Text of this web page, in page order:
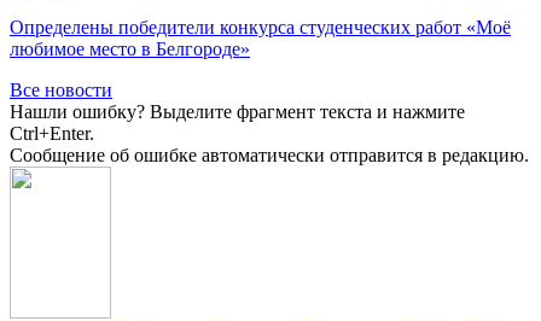
Определены победители конкурса студенческих работ «Моё
любимое место в Белгороде»
Все новости
Нашли ошибку? Выделите фрагмент текста и нажмите
Ctrl+Enter.
Сообщение об ошибке автоматически отправится в редакцию.